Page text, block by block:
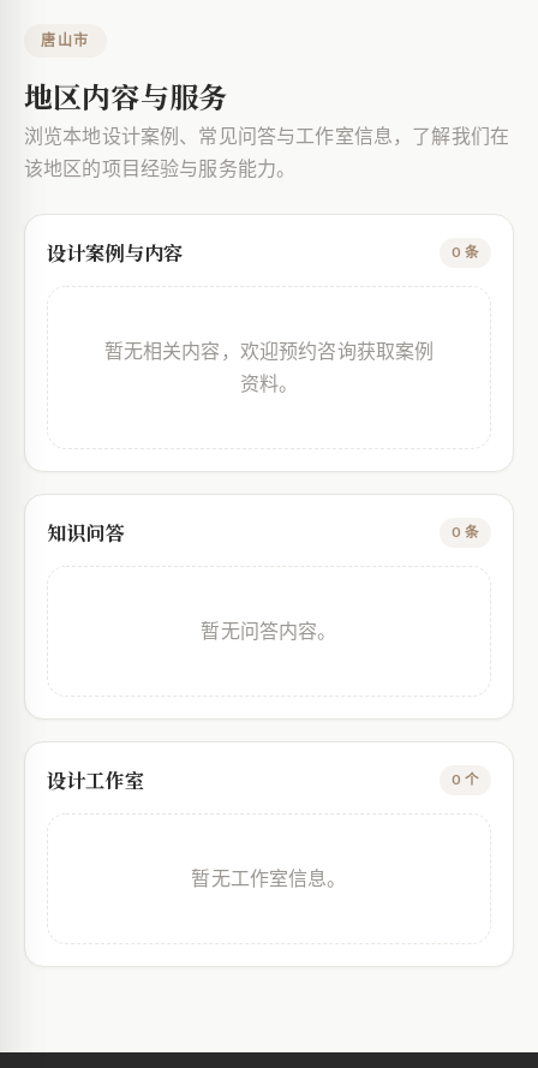
唐山市
地区内容与服务
浏览本地设计案例、常见问答与工作室信息，了解我们在
该地区的项目经验与服务能力。
设计案例与内容 0 条
暂无相关内容，欢迎预约咨询获取案例
资料。
知识问答 0 条
暂无问答内容。
设计工作室 0 个
暂无工作室信息。